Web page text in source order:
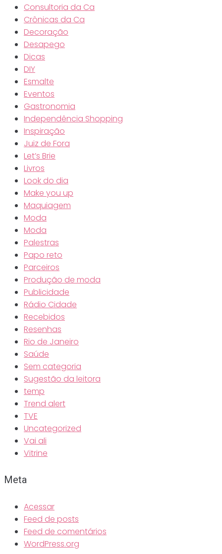
Consultoria da Ca
Crônicas da Ca
Decoração
Desapego
Dicas
DIY
Esmalte
Eventos
Gastronomia
Independência Shopping
Inspiração
Juiz de Fora
Let’s Brie
Livros
Look do dia
Make you up
Maquiagem
Moda
Moda
Palestras
Papo reto
Parceiros
Produção de moda
Publicidade
Rádio Cidade
Recebidos
Resenhas
Rio de Janeiro
Saúde
Sem categoria
Sugestão da leitora
temp
Trend alert
TVE
Uncategorized
Vai ali
Vitrine
Meta
Acessar
Feed de posts
Feed de comentários
WordPress.org